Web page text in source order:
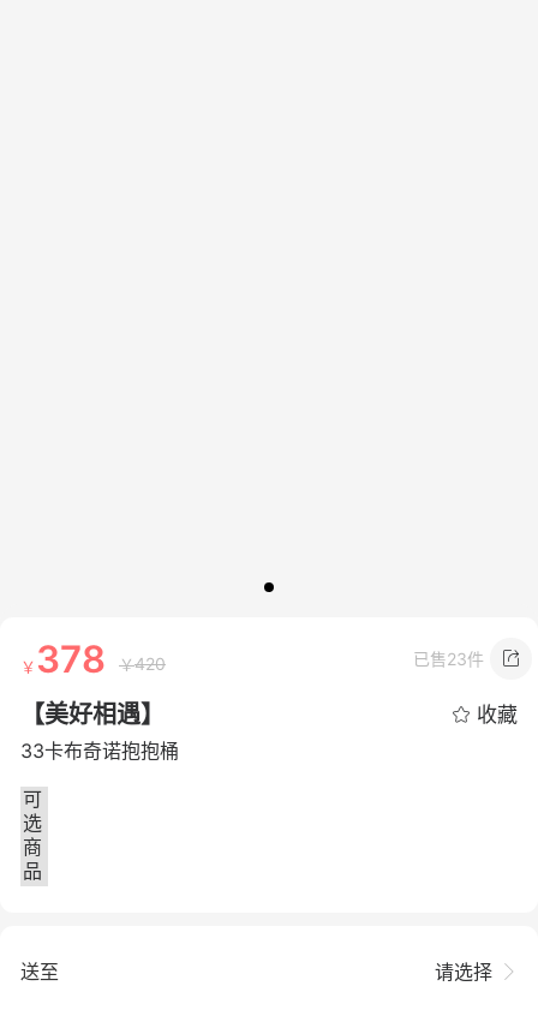
378 420 已售23件
【美好相遇】
收藏
33卡布奇诺抱抱桶
可
选
商
品
送至 请选择